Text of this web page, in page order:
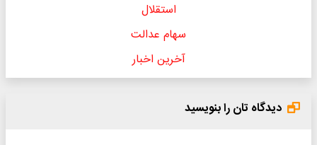
استقلال
سهام عدالت
آخرین اخبار
دیدگاه تان را بنویسید